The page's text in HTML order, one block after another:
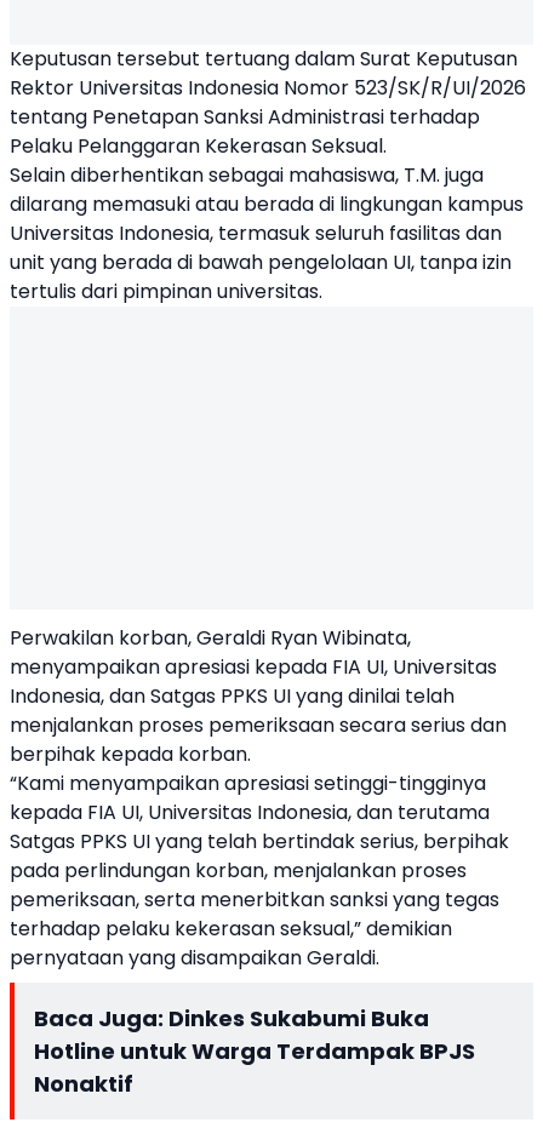
Keputusan tersebut tertuang dalam Surat Keputusan
Rektor Universitas Indonesia Nomor 523/SK/R/UI/2026
tentang Penetapan Sanksi Administrasi terhadap
Pelaku Pelanggaran Kekerasan Seksual.
Selain diberhentikan sebagai mahasiswa, T.M. juga
dilarang memasuki atau berada di lingkungan kampus
Universitas Indonesia, termasuk seluruh fasilitas dan
unit yang berada di bawah pengelolaan UI, tanpa izin
tertulis dari pimpinan universitas.
Perwakilan korban, Geraldi Ryan Wibinata,
menyampaikan apresiasi kepada FIA UI, Universitas
Indonesia, dan Satgas PPKS UI yang dinilai telah
menjalankan proses pemeriksaan secara serius dan
berpihak kepada korban.
“Kami menyampaikan apresiasi setinggi-tingginya
kepada FIA UI, Universitas Indonesia, dan terutama
Satgas PPKS UI yang telah bertindak serius, berpihak
pada perlindungan korban, menjalankan proses
pemeriksaan, serta menerbitkan sanksi yang tegas
terhadap pelaku kekerasan seksual,” demikian
pernyataan yang disampaikan Geraldi.
Baca Juga: Dinkes Sukabumi Buka
Hotline untuk Warga Terdampak BPJS
Nonaktif